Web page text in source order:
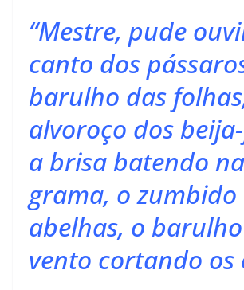
“Mestre, pude
canto dos
barulho das
alvoroço dos
a brisa batendo na
grama, o zumbido
abelhas, o
vento cortando os